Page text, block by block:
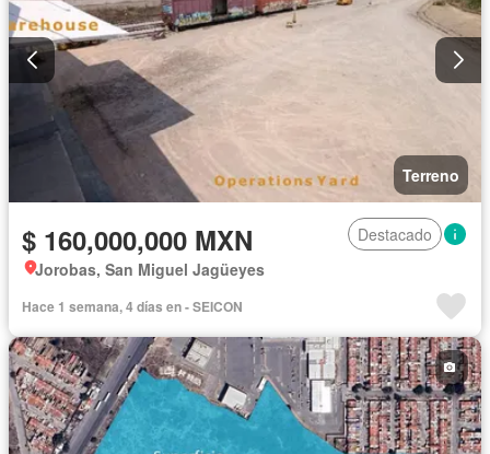
Terreno
$ 160,000,000 MXN
Destacado
Jorobas, San Miguel Jagüeyes
Hace 1 semana, 4 días en - SEICON